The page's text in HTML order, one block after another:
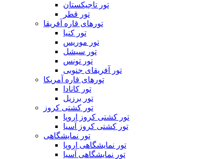
تور تاجیکستان
تور قطر
تورهای قاره آفریقا
تور کنیا
تور موریس
تور سیشل
تور تونس
تور آفریقای جنوبی
تورهای قاره آمریکا
تور کانادا
تور برزیل
تور کشتی کروز
تور کشتی کروز اروپا
تور کشتی کروز آسیا
تور نمایشگاهی
تور نمایشگاهی اروپا
تور نمایشگاهی آسیا